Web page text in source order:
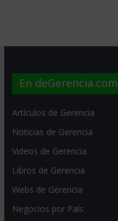
En deGerencia.com
Artículos de Gerencia
Noticias de Gerencia
Videos de Gerencia
Libros de Gerencia
Webs de Gerencia
Negocios por País